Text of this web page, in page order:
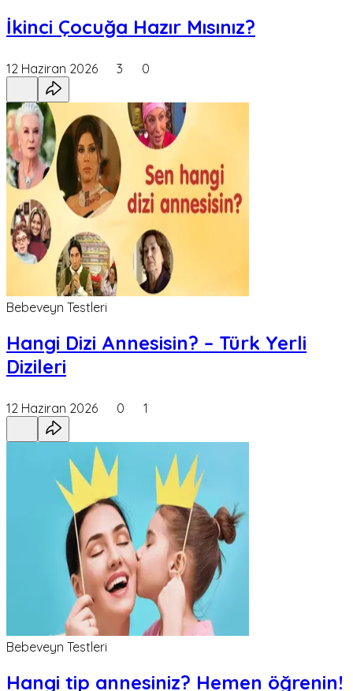
İkinci Çocuğa Hazır Mısınız?
12 Haziran 2026 3 0
Bebeveyn Testleri
Hangi Dizi Annesisin? – Türk Yerli
Dizileri
12 Haziran 2026 0 1
Bebeveyn Testleri
Hangi tip annesiniz? Hemen öğrenin!